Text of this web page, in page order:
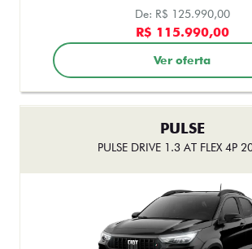
De: R$ 125.990,00
R$ 115.990,00
Ver oferta
PULSE
PULSE DRIVE 1.3 AT FLEX 4P